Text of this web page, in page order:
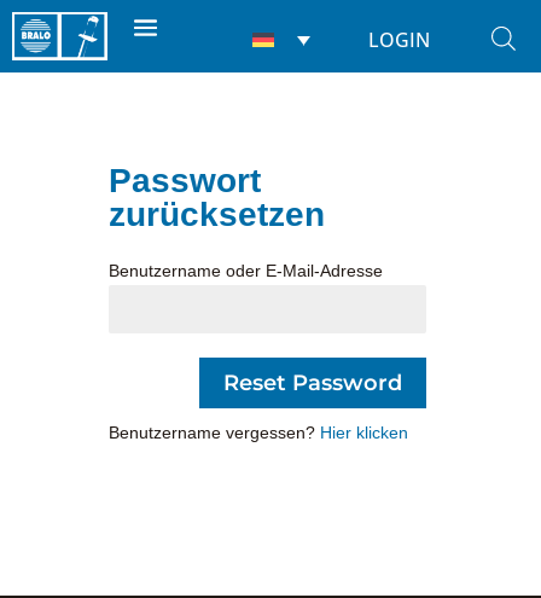
LOGIN
Passwort
zurücksetzen
Benutzername oder E-Mail-Adresse
Benutzername vergessen? Hier klicken